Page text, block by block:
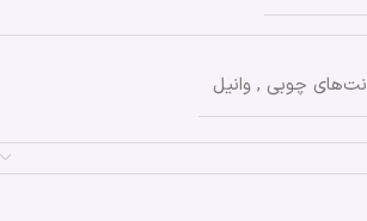
نت‌های چوبی , وانیل